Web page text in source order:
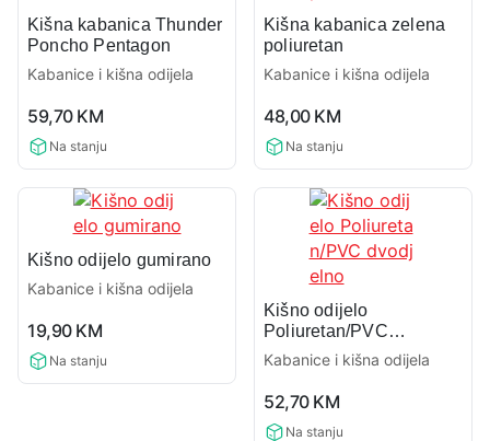
Kišna kabanica Thunder
Poncho Pentagon
Kabanice i kišna odijela
rating
59,70 KM
Na stanju
Kišna kabanica zelena
poliuretan
Kabanice i kišna odijela
rating
48,00 KM
Na stanju
Kišno odijelo gumirano
Kabanice i kišna odijela
rating
19,90 KM
Na stanju
Kišno odijelo
Poliuretan/PVC
dvodjelno
Kabanice i kišna odijela
rating
52,70 KM
Na stanju